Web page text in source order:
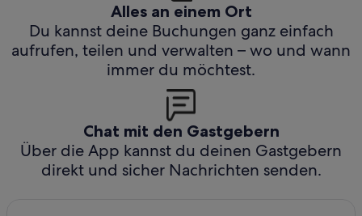
Alles an einem Ort
Du kannst deine Buchungen ganz einfach
aufrufen, teilen und verwalten – wo und wann
immer du möchtest.
Chat mit den Gastgebern
Über die App kannst du deinen Gastgebern
direkt und sicher Nachrichten senden.